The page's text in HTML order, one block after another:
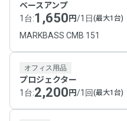
ベースアンプ
1台:1,650円/1日(最大1台)
MARKBASS CMB 151
オフィス用品
プロジェクター
1台:2,200円/1回(最大1台)